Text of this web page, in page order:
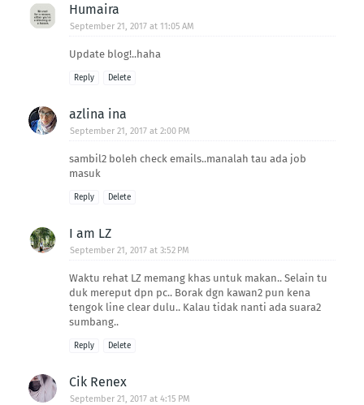
Humaira
September 21, 2017 at 11:05 AM
Update blog!..haha
Reply Delete
azlina ina
September 21, 2017 at 2:00 PM
sambil2 boleh check emails..manalah tau ada job
masuk
Reply Delete
I am LZ
September 21, 2017 at 3:52 PM
Waktu rehat LZ memang khas untuk makan.. Selain tu
duk mereput dpn pc.. Borak dgn kawan2 pun kena
tengok line clear dulu.. Kalau tidak nanti ada suara2
sumbang..
Reply Delete
Cik Renex
September 21, 2017 at 4:15 PM